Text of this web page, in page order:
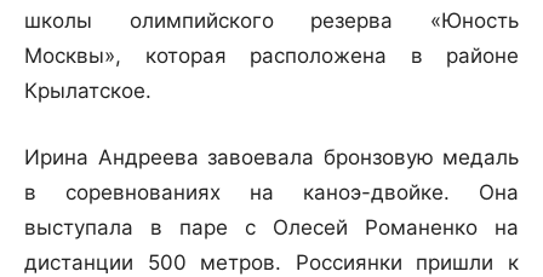
школы олимпийского резерва «Юность
Москвы», которая расположена в районе
Крылатское.
Ирина Андреева завоевала бронзовую медаль
в соревнованиях на каноэ-двойке. Она
выступала в паре с Олесей Романенко на
дистанции 500 метров. Россиянки пришли к